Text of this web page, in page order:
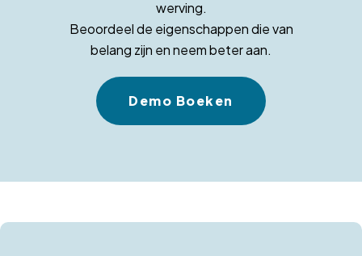
werving.
Beoordeel de eigenschappen die van
belang zijn en neem beter aan.
Demo Boeken